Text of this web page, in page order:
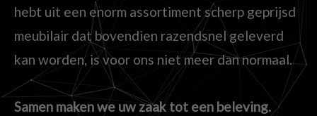
hebt uit een enorm assortiment scherp geprijsd
meubilair dat bovendien razendsnel geleverd
kan worden, is voor ons niet meer dan normaal.
Samen maken we uw zaak tot een beleving.